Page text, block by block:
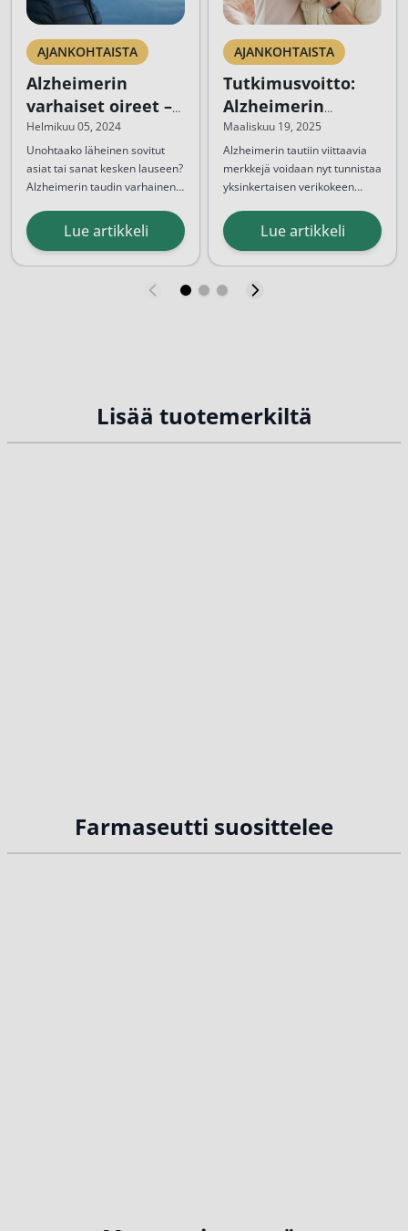
AJANKOHTAISTA
Alzheimerin
varhaiset oireet –
pidä näitä
merkkejä silmällä
Helmikuu 05, 2024
Unohtaako läheinen sovitut
asiat tai sanat kesken lauseen?
Alzheimerin taudin varhainen
hoito voidaan aloittaa
mahdollisimman pian ja näin
Lue artikkeli
AJANKOHTAISTA
Tutkimusvoitto:
Alzheimerin
taudin
diagnosointi
helpottuu
verikokeen avulla
Maaliskuu 19, 2025
Alzheimerin tautiin viittaavia
merkkejä voidaan nyt tunnistaa
yksinkertaisen verikokeen
tulosta usean vuoden
kansainvälisestä yhteistyöstä,
avainasemassa.
Alzheimerin...Lue artikkeli
Lisää tuotemerkiltä
Farmaseutti suosittelee